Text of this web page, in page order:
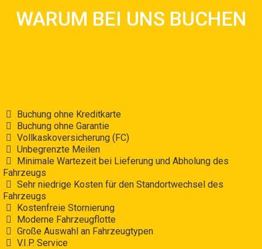
WARUM BEI UNS BUCHEN
BUCHEN
Buchung ohne Kreditkarte
Buchung ohne Garantie
Vollkaskoversicherung (FC)
Unbegrenzte Meilen
Minimale Wartezeit bei Lieferung und Abholung des
Fahrzeugs
Sehr niedrige Kosten für den Standortwechsel des
Fahrzeugs
Kostenfreie Stornierung
Moderne Fahrzeugflotte
Große Auswahl an Fahrzeugtypen
V.I.P. Service